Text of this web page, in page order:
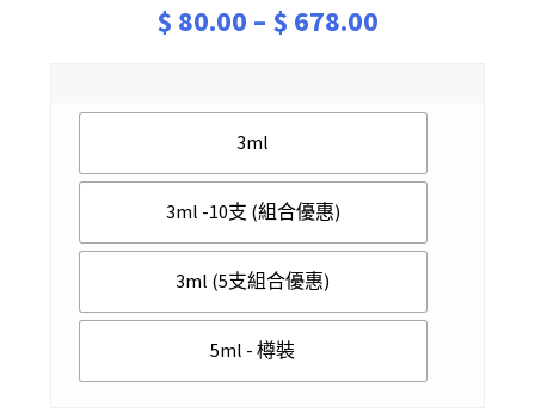
$ 80.00 – $ 678.00
$ 80.00
3ml
3ml -10支 (組合優惠)
3ml (5支組合優惠)
5ml - 樽裝